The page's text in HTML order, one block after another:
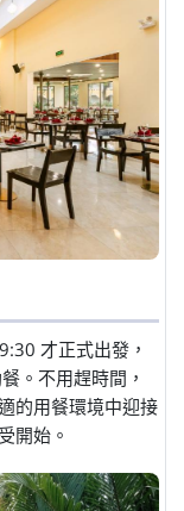
才正式出發，
。不用趕時間，
的用餐環境中迎接
開始。